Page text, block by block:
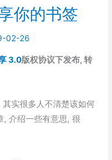
你的书签
02-26
3.0版权协议下发布, 转
其实很多人不清楚该如何
, 介绍一些有意思, 很